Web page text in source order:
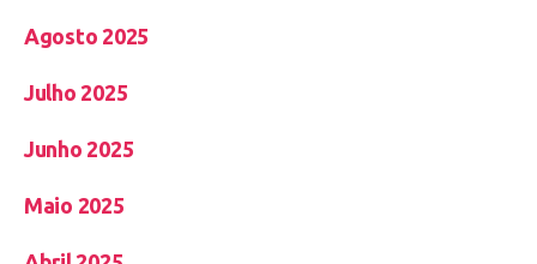
Agosto 2025
Julho 2025
Junho 2025
Maio 2025